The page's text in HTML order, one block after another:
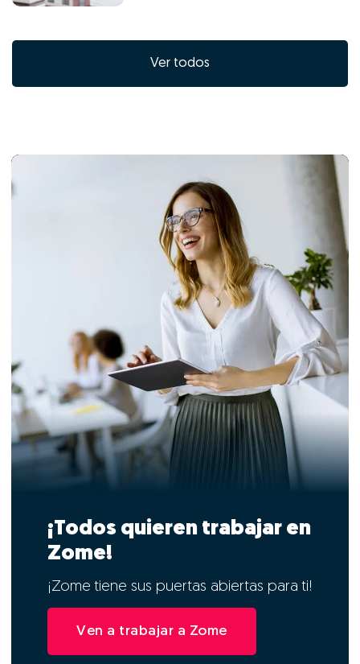
Ver todos
¡Todos quieren trabajar en
Zome!
¡Zome tiene sus puertas abiertas para ti!
Ven a trabajar a Zome